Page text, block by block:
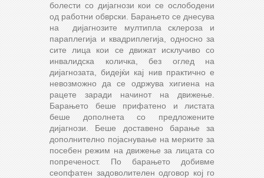
болести со дијагнози кои се ослободени
од работни обврски. Барањето се днесува
на дијагнозите мултипла склероза и
параплегија и квадриплегија, односно за
сите лица кои се движат исклучиво со
инвалидска количка, без оглед на
дијагнозата, бидејќи кај нив практично е
невозможно да се одржува хигиена на
рацете заради начинот на движење.
Барањето беше прифатено и листата
беше дополнета со предложените
дијагнози. Беше доставено барање за
дополнително појаснување на мерките за
посебен режим на движење за лицата со
попреченост. По барањето добивме
сеопфатен задоволителен одговор кој го